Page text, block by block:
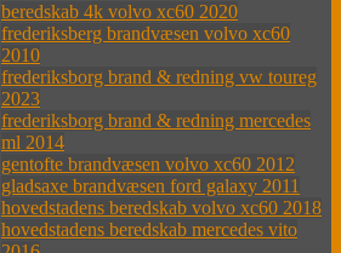
beredskab 4k volvo xc60 2020
frederiksberg brandvæsen volvo xc60
2010
frederiksborg brand & redning vw toureg
2023
frederiksborg brand & redning mercedes
ml 2014
gentofte brandvæsen volvo xc60 2012
gladsaxe brandvæsen ford galaxy 2011
hovedstadens beredskab volvo xc60 2018
hovedstadens beredskab mercedes vito